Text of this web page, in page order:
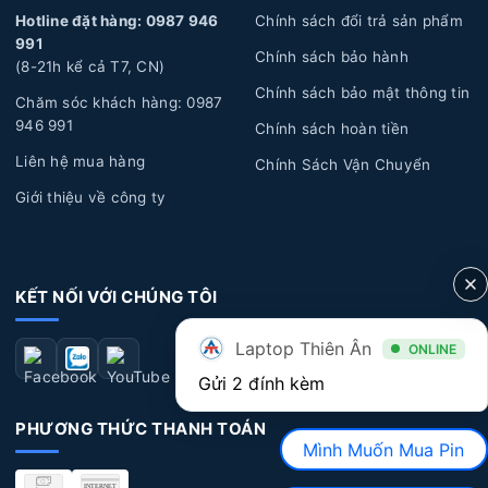
Hotline đặt hàng: 0987 946
991
(8-21h kể cả T7, CN)
Chăm sóc khách hàng: 0987
946 991
Liên hệ mua hàng
Giới thiệu về công ty
Chính sách đổi trả sản phẩm
Chính sách bảo hành
Chính sách bảo mật thông tin
Chính sách hoàn tiền
Chính Sách Vận Chuyển
KẾT NỐI VỚI CHÚNG TÔI
PHƯƠNG THỨC THANH TOÁN
Laptop Thiên Ân ONLINE
Gửi 2 đính kèm
Mình Muốn Mua Pin